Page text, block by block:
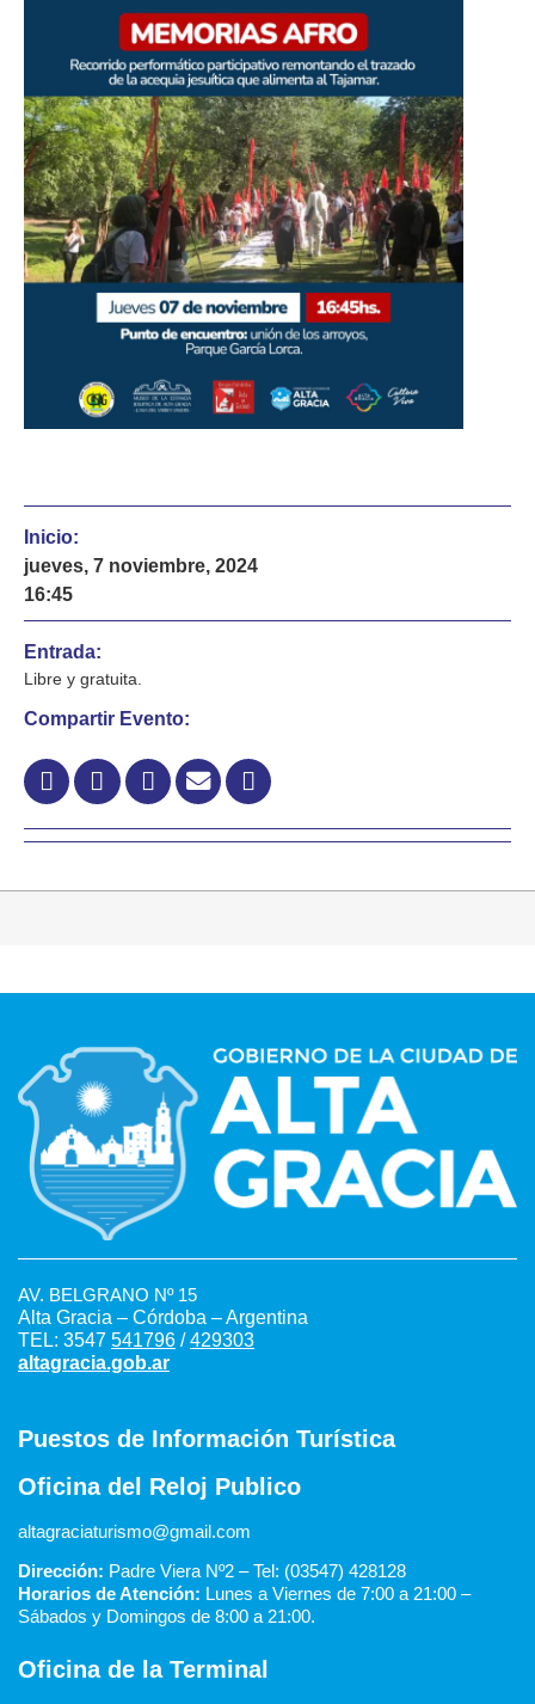
Inicio:
jueves, 7 noviembre, 2024
16:45
Entrada:
Libre y gratuita.
Compartir Evento:
AV. BELGRANO Nº 15
Alta Gracia – Córdoba – Argentina
TEL: 3547 541796 /429303
altagracia.gob.ar
Puestos de Información Turística
Oficina del Reloj Publico
altagraciaturismo@gmail.com
Dirección: Padre Viera Nº2 – Tel: (03547) 428128
Horarios de Atención: Lunes a Viernes de 7:00 a 21:00 –
Sábados y Domingos de 8:00 a 21:00.
Oficina de la Terminal